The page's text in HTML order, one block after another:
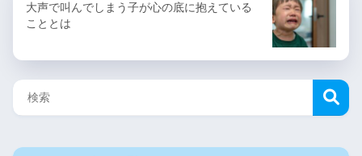
大声で叫んでしまう子が心の底に抱えている
こととは